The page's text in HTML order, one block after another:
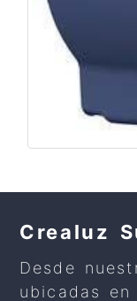
Crealuz
Desde
ubicadas